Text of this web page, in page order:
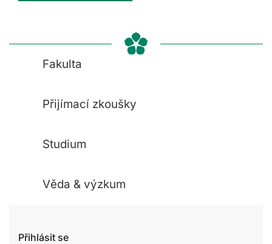
Fakulta
Přijímací zkoušky
Studium
Věda & výzkum
Přihlásit se